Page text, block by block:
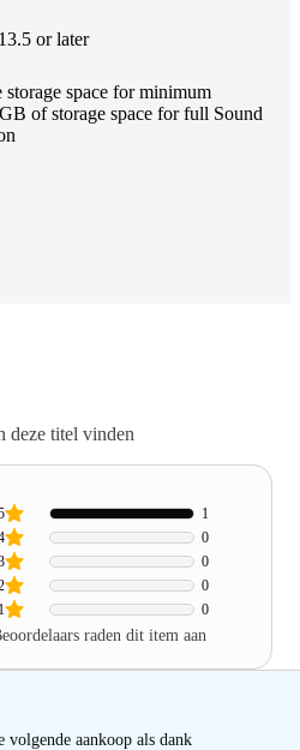
or later
space for minimum
of storage space for full Sound
deze titel vinden
1 0
0
0
0
1
raden dit item aan
volgende aankoop als dank